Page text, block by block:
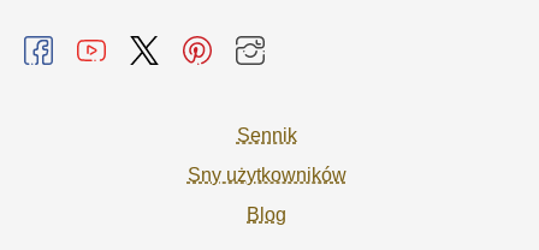
Sennik
Sny użytkowników
Blog